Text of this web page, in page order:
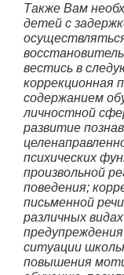
Также Вам
детей с
вестись в
коррекционная
содержанием
личностной
развитие
психических
произвольной
поведения;
письменной
различных
ситуации
повышения